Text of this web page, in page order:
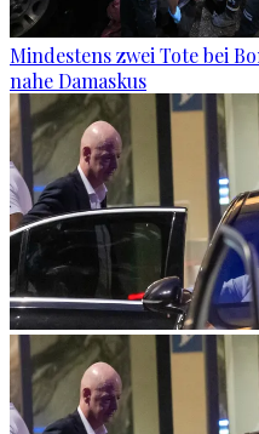
Mindestens zwei Tote bei
nahe Damaskus